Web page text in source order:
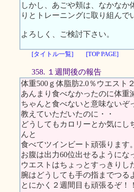
しかし、あごや頬は、なかな
りとトレーニングに取り組んで
よろしく、ご検討下さい。
[タイトル一覧] [TOP PAGE]
358. １週間後の報告
体重500ｇ体脂肪2.0％ウエスト
あんまり食べなかったのに体重
ちゃんと食べないと意味ないぞ
教えていただいたのに・・
どうしてもカロリーとか気に
んと
食べてツインビート頑張ります。
お腹は出力60位出せるようにな
ウエストはちょっとすっきりし
腕はどうしても手の指までつる
とにかく２週間目も頑張るぞ！